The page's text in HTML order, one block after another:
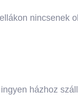
nincsenek
házhoz